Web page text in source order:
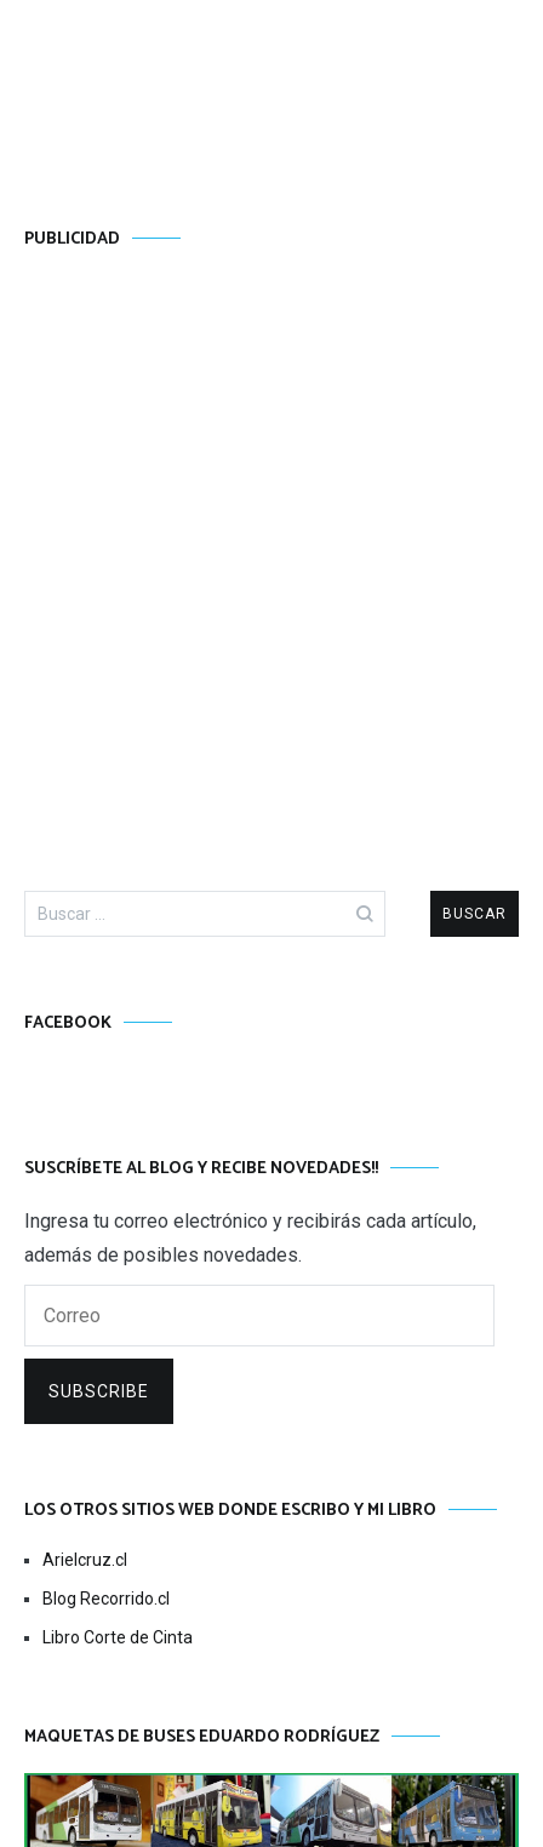
PUBLICIDAD
Buscar:
FACEBOOK
SUSCRÍBETE AL BLOG Y RECIBE NOVEDADES!!
Ingresa tu correo electrónico y recibirás cada artículo,
además de posibles novedades.
SUBSCRIBE
LOS OTROS SITIOS WEB DONDE ESCRIBO Y MI LIBRO
Arielcruz.cl
Blog Recorrido.cl
Libro Corte de Cinta
MAQUETAS DE BUSES EDUARDO RODRÍGUEZ